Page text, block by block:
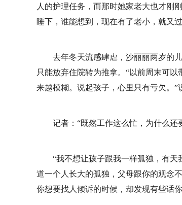
人的护理任务，而那时她家老大也才刚
睡下，谁能想到，现在有了老小，就又
去年冬天流感肆虐，沙丽丽两岁的
只能放弃住院转为推拿。“以前周末可
来越模糊。说起孩子，心里只有亏欠。”
记者：“既然工作这么忙，为什么还
“我不想让孩子跟我一样孤独，有
道一个人长大的孤独，父母跟你的观念
你想要找人倾诉的时候，却发现有些话